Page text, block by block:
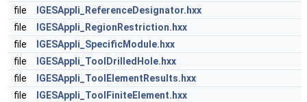
file
IGESAppli_ReferenceDesignator.hxx
file
IGESAppli_RegionRestriction.hxx
file
IGESAppli_SpecificModule.hxx
file
IGESAppli_ToolDrilledHole.hxx
file
IGESAppli_ToolElementResults.hxx
file
IGESAppli_ToolFiniteElement.hxx